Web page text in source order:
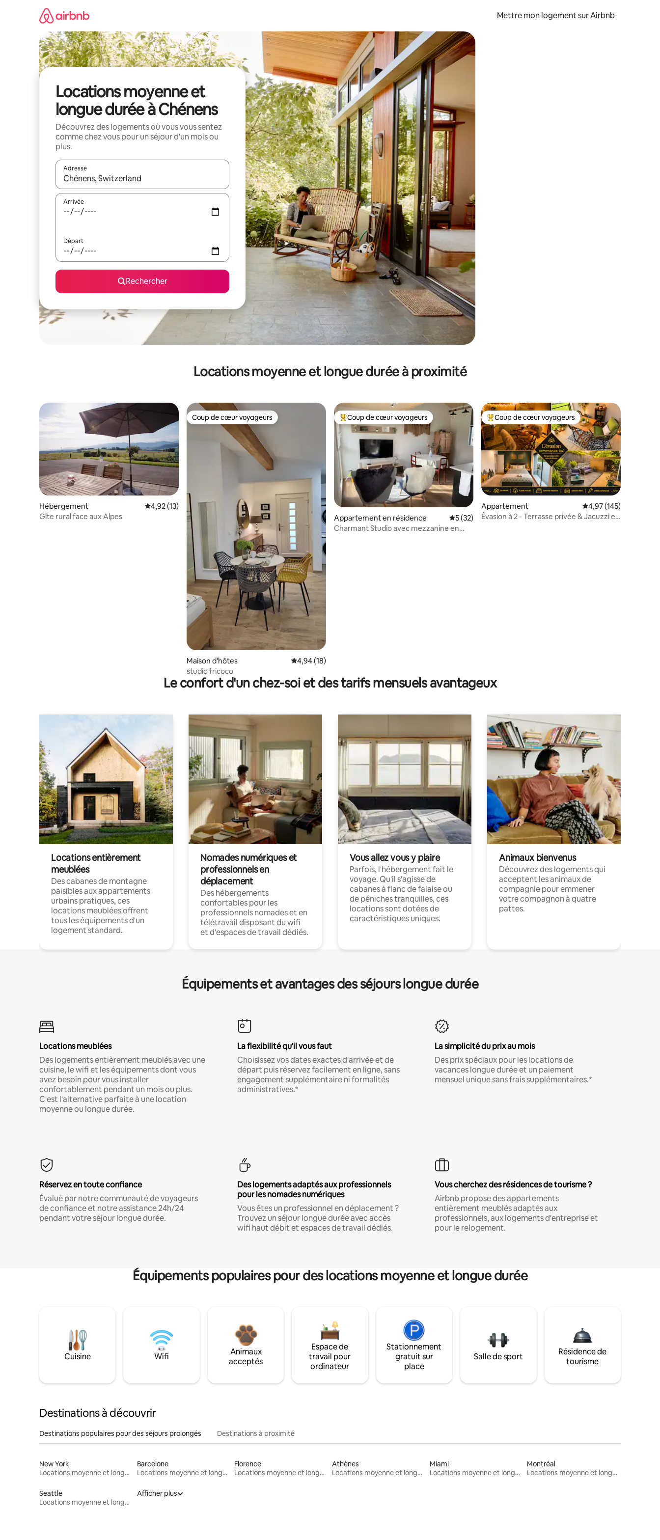
Mettre mon logement sur Airbnb
Locations moyenne et
longue durée à Chénens
Découvrez des logements où vous vous sentez
comme chez vous pour un séjour d'un mois ou
plus.
Adresse
Lorsque les résultats s'affichent, utilisez les flèches vers le haut et vers le bas pour les parcourir ou en appuyant et en faisant glisser.
Arrivée
Départ
Rechercher
Locations moyenne et longue durée à proximité
Hébergement Évaluation moyenne sur la base de 13 commentaires : 4,92 sur 5
4,92 (13)
Gîte rural face aux Alpes
Coup de cœur voyageurs
Coup de cœur voyageurs
Maison d'hôtes Évaluation moyenne sur la base de 18 commentaires : 4,94 sur 5
4,94 (18)
studio fricoco
Coups de cœur voyageurs les plus appréciés
Coup de cœur voyageurs
Appartement en résidence Évaluation moyenne sur la base de 32 commentaires : 5 sur 5
5 (32)
Charmant Studio avec mezzanine en
Coups de cœur voyageurs les plus appréciés
Coup de cœur voyageurs
Appartement Évaluation moyenne
4,97 (145)
Évasion à 2 - Terrasse privée & Jacuzzi en
Le confort d'un chez-soi et des tarifs mensuels avantageux
Locations entièrement
meublées
Des cabanes de montagne
paisibles aux appartements
urbains pratiques, ces
locations meublées offrent
tous les équipements d'un
logement standard.
Nomades numériques et
professionnels en
déplacement
Des hébergements
confortables pour les
professionnels nomades et en
télétravail disposant du wifi
et d'espaces de travail dédiés.
Vous allez vous y plaire
Parfois, l'hébergement fait le
voyage. Qu'il s'agisse de
cabanes à flanc de falaise ou
de péniches tranquilles, ces
locations sont dotées de
caractéristiques uniques.
Animaux bienvenus
Découvrez des logements qui
acceptent les animaux de
compagnie pour emmener
votre compagnon à quatre
pattes.
Équipements et avantages des séjours longue durée
Locations meublées
Des logements entièrement meublés avec une
cuisine, le wifi et les équipements dont vous
avez besoin pour vous installer
confortablement pendant un mois ou plus.
C'est l'alternative parfaite à une location
moyenne ou longue durée.
La flexibilité qu'il vous faut
Choisissez vos dates exactes d'arrivée et de
départ puis réservez facilement en ligne, sans
engagement supplémentaire ni formalités
administratives.*
La simplicité du prix au mois
Des prix spéciaux pour les locations de
vacances longue durée et un paiement
mensuel unique sans frais supplémentaires.*
Réservez en toute confiance
Évalué par notre communauté de voyageurs
de confiance et notre assistance 24h/24
pendant votre séjour longue durée.
Des logements adaptés aux professionnels
pour les nomades numériques
Vous êtes un professionnel en déplacement ?
Trouvez un séjour longue durée avec accès
wifi haut débit et espaces de travail dédiés.
Vous cherchez des résidences de tourisme ?
Airbnb propose des appartements
entièrement meublés adaptés aux
professionnels, aux logements d'entreprise et
pour le relogement.
Équipements populaires pour des locations moyenne et longue durée
Cuisine Wifi
Animaux
acceptés
Espace de
travail pour
ordinateur
Stationnement
gratuit sur
place
Salle de sport
Résidence de
tourisme
Destinations à découvrir
Destinations populaires pour des séjours prolongés Destinations à proximité
New York
Locations moyenne et longue durée
Barcelone
Locations moyenne et longue durée
Florence
Locations moyenne et longue durée
Athènes
Locations moyenne et longue durée
Miami
Locations moyenne et longue durée
Montréal
Locations moyenne et longue durée
Seattle
Locations moyenne et longue durée
Afficher plus